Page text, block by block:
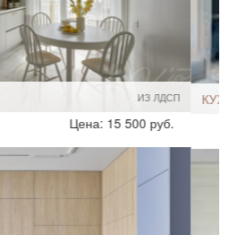
ИЗ ЛДСП
Цена: 21 280 руб.